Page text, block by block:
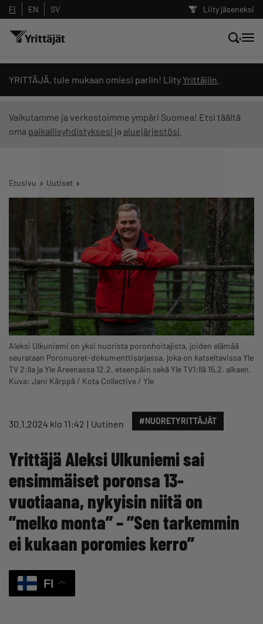
Liity jäseneksi
FI EN SV
YRITTÄJÄ, tule mukaan omiesi pariin! Liity Yrittäjiin
Vaikutamme ja verkostoimme ympäri Suomea! Etsi täältä
oma paikallisyhdistyksesi ja aluejärjestösi
Etusivu Uutiset
Aleksi Ulkuniemi on yksi nuorista poronhoitajista, joiden elämää
seurataan Poronuoret-dokumenttisarjassa, joka on katseltavissa Yle
TV 2:lla ja Yle Areenassa 12.2. eteenpäin sekä Yle TV1:llä 15.2. alkaen.
Kuva: Jani Kärppä / Kota Collective / Yle
30.1.2024 klo 11:42 Uutinen #NUORETYRITTÄJÄT
Yrittäjä Aleksi Ulkuniemi sai
ensimmäiset poronsa 13-
vuotiaana, nykyisin niitä on
”melko monta” – ”Sen tarkemmin
ei kukaan poromies kerro”
FI
Hae sivustolta tai kysy suoraan
Yrittäjien tekoälyltä
Suodata hakutuloksia: näytä kaikki sisältö